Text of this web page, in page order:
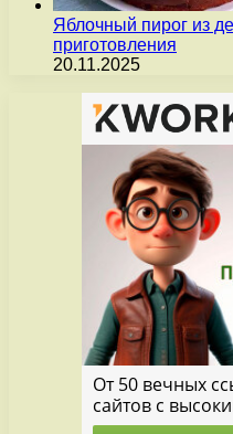
Яблочный пирог из
приготовления
20.11.2025